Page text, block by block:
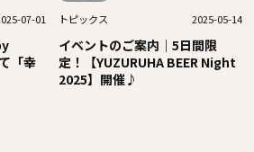
07-01
「幸
トピックス
2025-05-14
イベントのご案内｜5日間限
定！【YUZURUHA BEER Night
2025】開催♪